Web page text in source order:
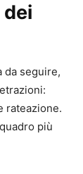
da seguire,
rateazione.
più